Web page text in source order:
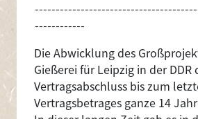
------------
Die Abwicklung des
Gießerei für Leipzig in der
Vertragsabschluss bis zum
Vertragsbetrages ganze 14